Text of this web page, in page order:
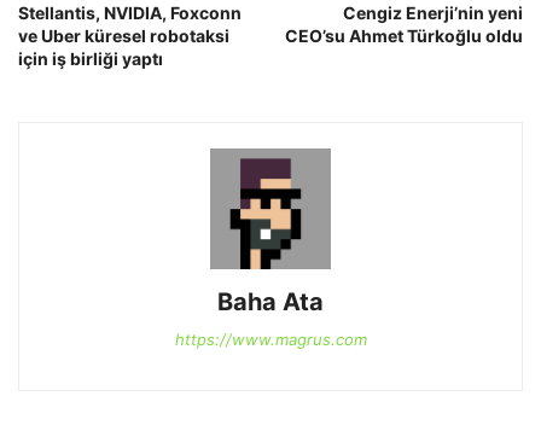
Stellantis, NVIDIA, Foxconn
ve Uber küresel robotaksi
için iş birliği yaptı
Cengiz Enerji’nin yeni
CEO’su Ahmet Türkoğlu oldu
Baha Ata
https://www.magrus.com